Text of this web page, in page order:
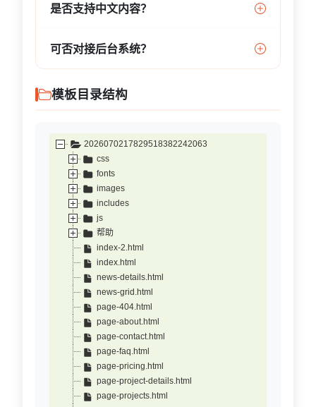
是否支持中文内容？
可否对接后台系统？
模板目录结构
2026070217829518382242063
css
fonts
images
includes
js
帮助
index-2.html
index.html
news-details.html
news-grid.html
page-404.html
page-about.html
page-contact.html
page-faq.html
page-pricing.html
page-project-details.html
page-projects.html